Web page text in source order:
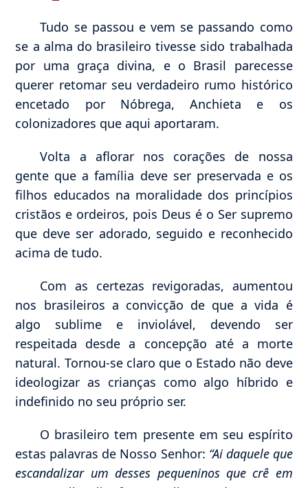
Tudo se passou e vem se passando como
se a alma do brasileiro tivesse sido trabalhada
por uma graça divina, e o Brasil parecesse
querer retomar seu verdadeiro rumo histórico
encetado por Nóbrega, Anchieta e os
colonizadores que aqui aportaram.
Volta a aflorar nos corações de nossa
gente que a família deve ser preservada e os
filhos educados na moralidade dos princípios
cristãos e ordeiros, pois Deus é o Ser supremo
que deve ser adorado, seguido e reconhecido
acima de tudo.
Com as certezas revigoradas, aumentou
nos brasileiros a convicção de que a vida é
algo sublime e inviolável, devendo ser
respeitada desde a concepção até a morte
natural. Tornou-se claro que o Estado não deve
ideologizar as crianças como algo híbrido e
indefinido no seu próprio ser.
O brasileiro tem presente em seu espírito
estas palavras de Nosso Senhor: “Ai daquele que
escandalizar um desses pequeninos que crê em